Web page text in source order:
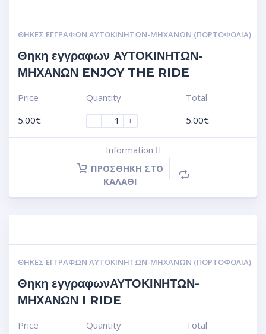
ΘΉΚΕΣ ΕΓΓΡΆΦΩΝ ΑΥΤΟΚΙΝΗΤΩΝ-ΜΗΧΑΝΩΝ (ΠΟΡΤΟΦΌΛΙΑ)
Θηκη εγγραφων ΑΥΤΟΚΙΝΗΤΩΝ-
ΜΗΧΑΝΩΝ ENJOY THE RIDE
Price
5.00€
Quantity
-
+
Total
5.00€
Information
ΠΡΟΣΘΉΚΗ ΣΤΟ
ΚΑΛΆΘΙ
ΘΉΚΕΣ ΕΓΓΡΆΦΩΝ ΑΥΤΟΚΙΝΗΤΩΝ-ΜΗΧΑΝΩΝ (ΠΟΡΤΟΦΌΛΙΑ)
Θηκη εγγραφωνΑΥΤΟΚΙΝΗΤΩΝ-
ΜΗΧΑΝΩΝ I RIDE
Price
Quantity
Total